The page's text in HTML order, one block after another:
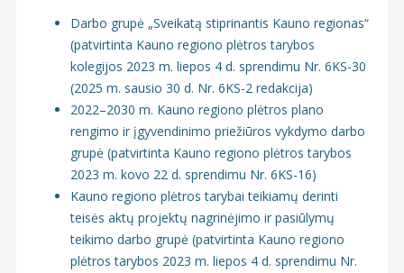
Darbo grupė „Sveikatą stiprinantis Kauno regionas“
(patvirtinta Kauno regiono plėtros tarybos
kolegijos 2023 m. liepos 4 d. sprendimu Nr. 6KS-30
(2025 m. sausio 30 d. Nr. 6KS-2 redakcija)
2022–2030 m. Kauno regiono plėtros plano
rengimo ir įgyvendinimo priežiūros vykdymo darbo
grupė (patvirtinta Kauno regiono plėtros tarybos
2023 m. kovo 22 d. sprendimu Nr. 6KS-16)
Kauno regiono plėtros tarybai teikiamų derinti
teisės aktų projektų nagrinėjimo ir pasiūlymų
teikimo darbo grupė (patvirtinta Kauno regiono
plėtros tarybos 2023 m. liepos 4 d. sprendimu Nr.